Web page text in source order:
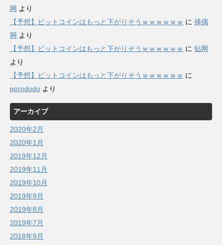
网 より
【予想】ビットコインはもっと下がりそうｗｗｗｗｗｗ に 择偶
网 より
【予想】ビットコインはもっと下がりそうｗｗｗｗｗｗ に 钻网
より
【予想】ビットコインはもっと下がりそうｗｗｗｗｗｗ に
porndodo より
アーカイブ
2020年2月
2020年1月
2019年12月
2019年11月
2019年10月
2019年9月
2019年8月
2019年7月
2018年9月